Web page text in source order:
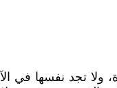
تجد نفسها في